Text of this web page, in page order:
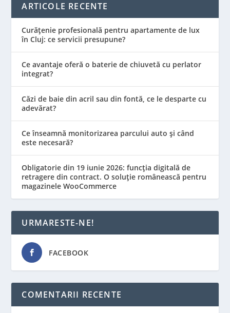
ARTICOLE RECENTE
Curățenie profesională pentru apartamente de lux
în Cluj: ce servicii presupune?
Ce avantaje oferă o baterie de chiuvetă cu perlator
integrat?
Căzi de baie din acril sau din fontă, ce le desparte cu
adevărat?
Ce înseamnă monitorizarea parcului auto și când
este necesară?
Obligatorie din 19 iunie 2026: funcția digitală de
retragere din contract. O soluție românească pentru
magazinele WooCommerce
URMARESTE-NE!
FACEBOOK
COMENTARII RECENTE